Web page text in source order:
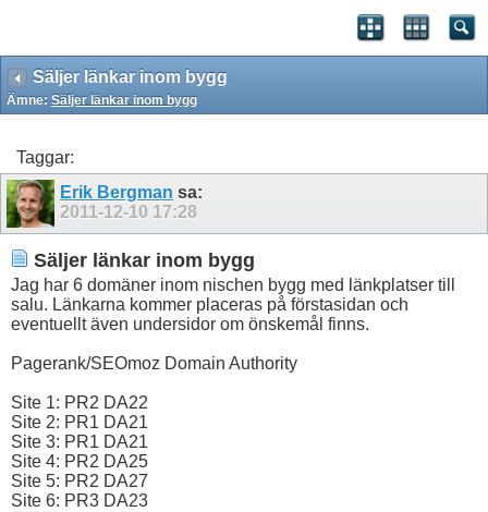
Säljer länkar inom bygg
Ämne: Säljer länkar inom bygg
Taggar:
Erik Bergman sa:
2011-12-10 17:28
Säljer länkar inom bygg
Jag har 6 domäner inom nischen bygg med länkplatser till
salu. Länkarna kommer placeras på förstasidan och
eventuellt även undersidor om önskemål finns.
Pagerank/SEOmoz Domain Authority
Site 1: PR2 DA22
Site 2: PR1 DA21
Site 3: PR1 DA21
Site 4: PR2 DA25
Site 5: PR2 DA27
Site 6: PR3 DA23